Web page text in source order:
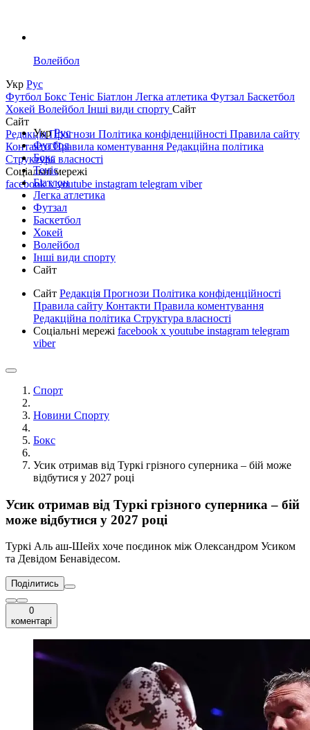
Волейбол
Укр Рус
Футбол Бокс Теніс Біатлон Легка атлетика Футзал Баскетбол
Хокей Волейбол Інші види спорту Сайт
Сайт
РедакціяПрогнози Політика конфіденційності Правила сайту
КонтактиПравила коментування Редакційна політика
Структура власності
Соціальні мережі
facebookxyoutube instagram telegram viber
УкрРус
Футбол
Бокс
Теніс
Біатлон
Легка атлетика
Футзал
Баскетбол
Хокей
Волейбол
Інші види спорту
Сайт
Сайт Редакція Прогнози Політика конфіденційності
Правила сайту Контакти Правила коментування
Редакційна політика Структура власності
Соціальні мережі facebook x youtube instagram telegram
viber
Спорт
Новини Спорту
Бокс
Усик отримав від Туркі грізного суперника – бій може
відбутися у 2027 році
Усик отримав від Туркі грізного суперника – бій
може відбутися у 2027 році
Туркі Аль аш-Шейх хоче поєдинок між Олександром Усиком
та Девідом Бенавідесом.
Поділитись
0
коментарі